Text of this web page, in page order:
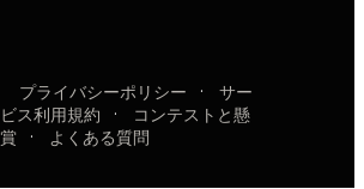
プライバシーポリシー ·
サー
ビス利用規約
·
コンテストと懸
賞
· よくある質問